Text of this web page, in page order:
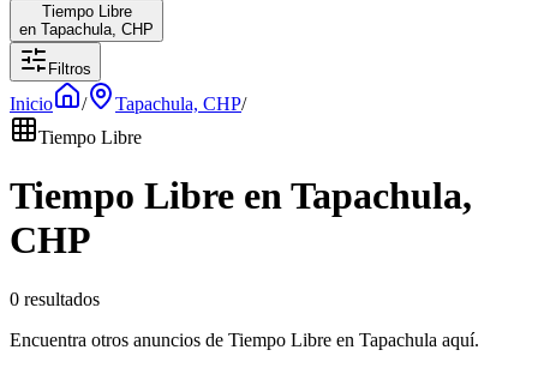
Tiempo Libre
en Tapachula, CHP
Filtros
Inicio / Tapachula, CHP/
Tiempo Libre
Tiempo Libre en Tapachula,
CHP
0 resultados
Encuentra otros anuncios de Tiempo Libre en Tapachula aquí.